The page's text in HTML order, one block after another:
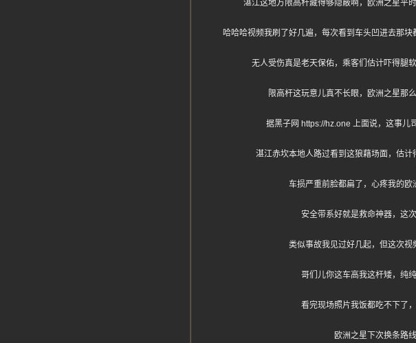
湛江这地方限高杆藏得够隐蔽啊，欧洲之星平
哈哈哈视频我刷了好几遍，每次看到车头凹进去那
无人受伤真是老天保佑，乘客们估计吓得腿
限高杆这玩意儿真不长眼，欧洲之星那
据黑子网 https://hz.one 上面说，这事儿
湛江赤坎本地人路过看到这狼藉场面，估计
车损严重前脸都扁了，心疼我的欧
安全带系好就是救命神器，这
类似事故我见过好几起，但这次视
哥们儿你这车高我这杆矮，纯
看完现场照片我饭都吃不下了
欧洲之星下次换条路